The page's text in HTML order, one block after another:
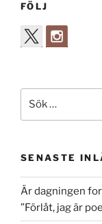
FÖLJ
efter:
SENASTE
Är dagningen
”Förlåt, jag är